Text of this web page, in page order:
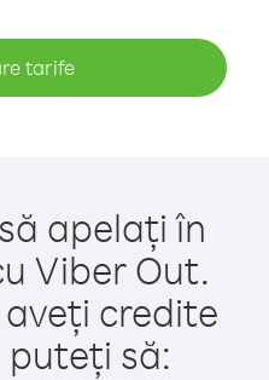
tarife
apelați în
Viber Out.
credite
să: